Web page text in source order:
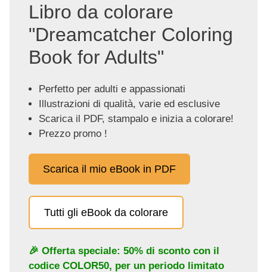
Libro da colorare
"Dreamcatcher Coloring
Book for Adults"
Perfetto per adulti e appassionati
Illustrazioni di qualità, varie ed esclusive
Scarica il PDF, stampalo e inizia a colorare!
Prezzo promo !
Scarica il mio eBook in PDF
Tutti gli eBook da colorare
🎉 Offerta speciale: 50% di sconto con il
codice COLOR50, per un periodo limitato